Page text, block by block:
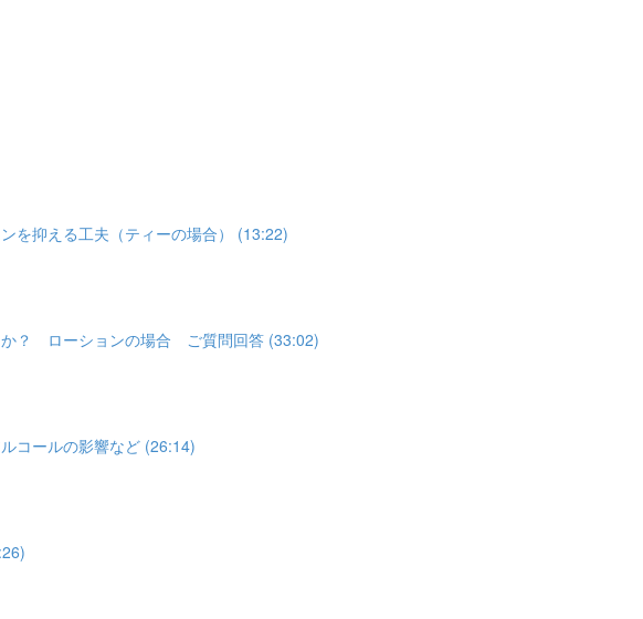
抑える工夫（ティーの場合） (13:22)
？ ローションの場合 ご質問回答 (33:02)
コールの影響など (26:14)